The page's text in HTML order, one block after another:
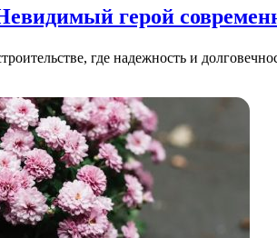
герой
где надежность и